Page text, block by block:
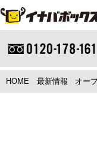
HOME 最新情報 オー